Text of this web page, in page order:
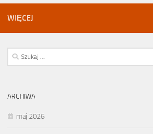
WIĘCEJ
Szukaj:
ARCHIWA
maj 2026